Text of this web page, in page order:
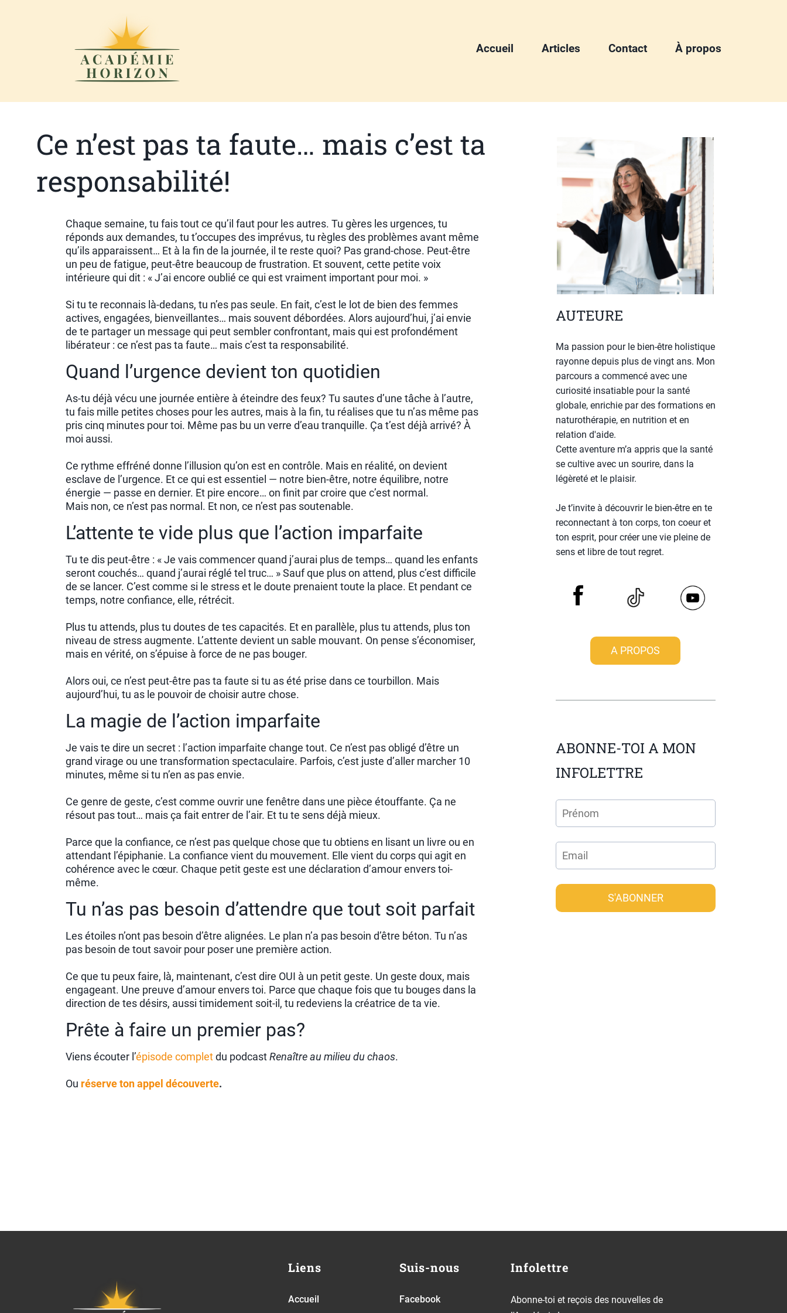
Accueil Articles Contact À propos
Ce n’est pas ta faute… mais c’est ta
responsabilité!
Chaque semaine, tu fais tout ce qu’il faut pour les autres. Tu gères les urgences, tu
réponds aux demandes, tu t’occupes des imprévus, tu règles des problèmes avant même
qu’ils apparaissent… Et à la fin de la journée, il te reste quoi? Pas grand-chose. Peut-être
un peu de fatigue, peut-être beaucoup de frustration. Et souvent, cette petite voix
intérieure qui dit : « J’ai encore oublié ce qui est vraiment important pour moi. »
Si tu te reconnais là-dedans, tu n’es pas seule. En fait, c’est le lot de bien des femmes
actives, engagées, bienveillantes… mais souvent débordées. Alors aujourd’hui, j’ai envie
de te partager un message qui peut sembler confrontant, mais qui est profondément
libérateur : ce n’est pas ta faute… mais c’est ta responsabilité.
Quand l’urgence devient ton quotidien
As-tu déjà vécu une journée entière à éteindre des feux? Tu sautes d’une tâche à l’autre,
tu fais mille petites choses pour les autres, mais à la fin, tu réalises que tu n’as même pas
pris cinq minutes pour toi. Même pas bu un verre d’eau tranquille. Ça t’est déjà arrivé? À
moi aussi.
Ce rythme effréné donne l’illusion qu’on est en contrôle. Mais en réalité, on devient
esclave de l’urgence. Et ce qui est essentiel — notre bien-être, notre équilibre, notre
énergie — passe en dernier. Et pire encore… on finit par croire que c’est normal.
Mais non, ce n’est pas normal. Et non, ce n’est pas soutenable.
L’attente te vide plus que l’action imparfaite
Tu te dis peut-être : « Je vais commencer quand j’aurai plus de temps… quand les enfants
seront couchés… quand j’aurai réglé tel truc… » Sauf que plus on attend, plus c’est difficile
de se lancer. C’est comme si le stress et le doute prenaient toute la place. Et pendant ce
temps, notre confiance, elle, rétrécit.
Plus tu attends, plus tu doutes de tes capacités. Et en parallèle, plus tu attends, plus ton
niveau de stress augmente. L’attente devient un sable mouvant. On pense s’économiser,
mais en vérité, on s’épuise à force de ne pas bouger.
Alors oui, ce n’est peut-être pas ta faute si tu as été prise dans ce tourbillon. Mais
aujourd’hui, tu as le pouvoir de choisir autre chose.
La magie de l’action imparfaite
Je vais te dire un secret : l’action imparfaite change tout. Ce n’est pas obligé d’être un
grand virage ou une transformation spectaculaire. Parfois, c’est juste d’aller marcher 10
minutes, même si tu n’en as pas envie.
Ce genre de geste, c’est comme ouvrir une fenêtre dans une pièce étouffante. Ça ne
résout pas tout… mais ça fait entrer de l’air. Et tu te sens déjà mieux.
Parce que la confiance, ce n’est pas quelque chose que tu obtiens en lisant un livre ou en
attendant l’épiphanie. La confiance vient du mouvement. Elle vient du corps qui agit en
cohérence avec le cœur. Chaque petit geste est une déclaration d’amour envers toi-
même.
Tu n’as pas besoin d’attendre que tout soit parfait
Les étoiles n’ont pas besoin d’être alignées. Le plan n’a pas besoin d’être béton. Tu n’as
pas besoin de tout savoir pour poser une première action.
Ce que tu peux faire, là, maintenant, c’est dire OUI à un petit geste. Un geste doux, mais
engageant. Une preuve d’amour envers toi. Parce que chaque fois que tu bouges dans la
direction de tes désirs, aussi timidement soit-il, tu redeviens la créatrice de ta vie.
Prête à faire un premier pas?
Viens écouter l’épisode completdu podcastRenaître au milieu du chaos.
Ou réserve ton appel découverte.
AUTEURE
Ma passion pour le bien-être holistique
rayonne depuis plus de vingt ans. Mon
parcours a commencé avec une
curiosité insatiable pour la santé
globale, enrichie par des formations en
naturothérapie, en nutrition et en
relation d'aide.
Cette aventure m’a appris que la santé
se cultive avec un sourire, dans la
légèreté et le plaisir.
Je t’invite à découvrir le bien-être en te
reconnectant à ton corps, ton coeur et
ton esprit, pour créer une vie pleine de
sens et libre de tout regret.
A PROPOS
ABONNE-TOI A MON
INFOLETTRE
S'ABONNER
Liens
Accueil
Suis-nous
Facebook
Infolettre
Abonne-toi et reçois des nouvelles de